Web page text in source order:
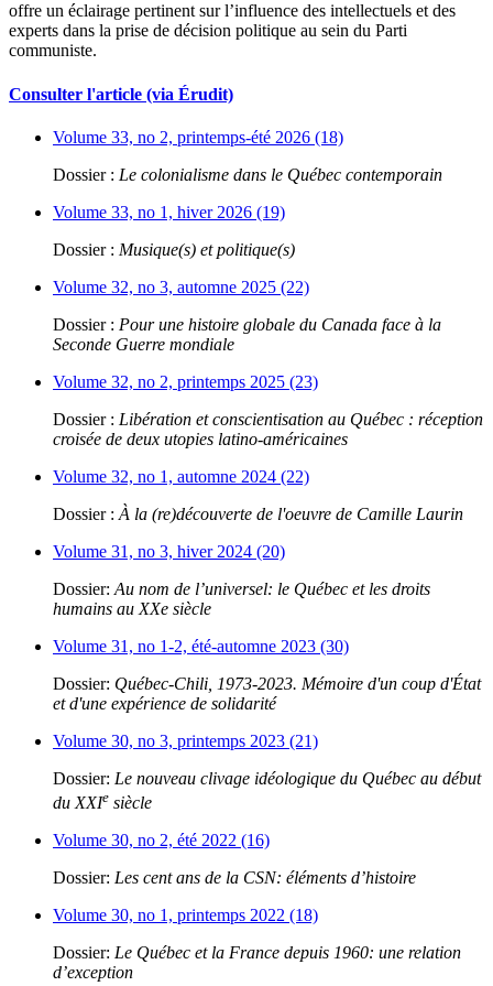
offre un éclairage pertinent sur l’influence des intellectuels et des
experts dans la prise de décision politique au sein du Parti
communiste.
Consulter l'article (via Érudit)
Volume 33, no 2, printemps-été 2026 (18)
Dossier : Le colonialisme dans le Québec contemporain
Volume 33, no 1, hiver 2026 (19)
Dossier : Musique(s) et politique(s)
Volume 32, no 3, automne 2025 (22)
Dossier : Pour une histoire globale du Canada face à la
Seconde Guerre mondiale
Volume 32, no 2, printemps 2025 (23)
Dossier : Libération et conscientisation au Québec : réception
croisée de deux utopies latino-américaines
Volume 32, no 1, automne 2024 (22)
Dossier : À la (re)découverte de l'oeuvre de Camille Laurin
Volume 31, no 3, hiver 2024 (20)
Dossier: Au nom de l’universel: le Québec et les droits
humains au XXe siècle
Volume 31, no 1-2, été-automne 2023 (30)
Dossier: Québec-Chili, 1973-2023. Mémoire d'un coup d'État
et d'une expérience de solidarité
Volume 30, no 3, printemps 2023 (21)
Dossier: Le nouveau clivage idéologique du Québec au début
du XXIe siècle
Volume 30, no 2, été 2022 (16)
Dossier: Les cent ans de la CSN: éléments d’histoire
Volume 30, no 1, printemps 2022 (18)
Dossier: Le Québec et la France depuis 1960: une relation
d’exception